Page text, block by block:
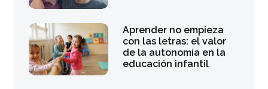
Aprender no empieza
con las letras: el valor
de la autonomía en la
educación infantil